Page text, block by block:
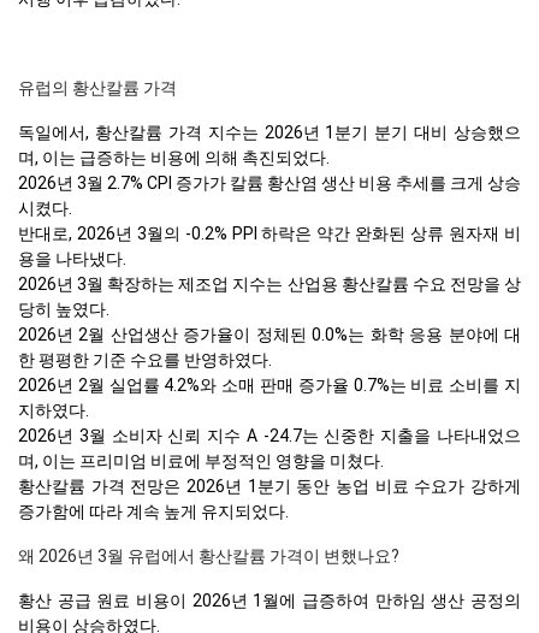
유럽의 황산칼륨 가격
독일에서, 황산칼륨 가격 지수는 2026년 1분기 분기 대비 상승했으
며, 이는 급증하는 비용에 의해 촉진되었다.
2026년 3월 2.7% CPI 증가가 칼륨 황산염 생산 비용 추세를 크게 상승
시켰다.
반대로, 2026년 3월의 -0.2% PPI 하락은 약간 완화된 상류 원자재 비
용을 나타냈다.
2026년 3월 확장하는 제조업 지수는 산업용 황산칼륨 수요 전망을 상
당히 높였다.
2026년 2월 산업생산 증가율이 정체된 0.0%는 화학 응용 분야에 대
한 평평한 기준 수요를 반영하였다.
2026년 2월 실업률 4.2%와 소매 판매 증가율 0.7%는 비료 소비를 지
지하였다.
2026년 3월 소비자 신뢰 지수 A -24.7는 신중한 지출을 나타내었으
며, 이는 프리미엄 비료에 부정적인 영향을 미쳤다.
황산칼륨 가격 전망은 2026년 1분기 동안 농업 비료 수요가 강하게
증가함에 따라 계속 높게 유지되었다.
왜 2026년 3월 유럽에서 황산칼륨 가격이 변했나요?
황산 공급 원료 비용이 2026년 1월에 급증하여 만하임 생산 공정의
비용이 상승하였다.